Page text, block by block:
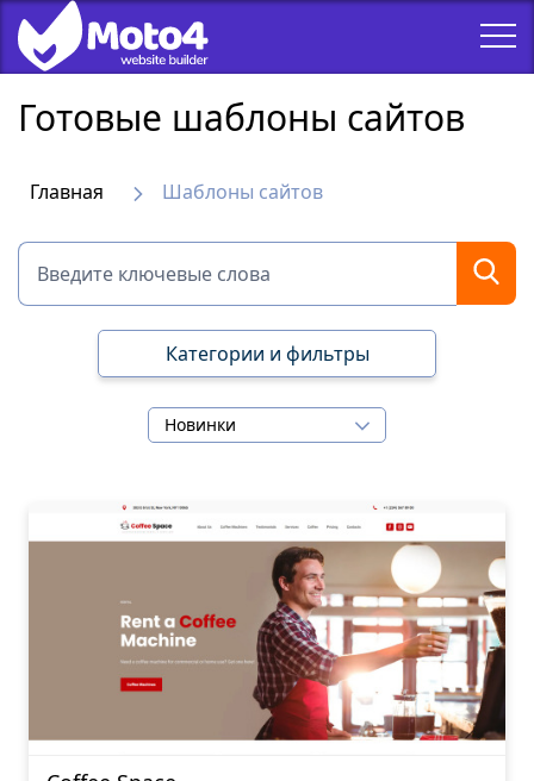
Готовые шаблоны сайтов
Главная Шаблоны сайтов
Категории и фильтры
Новинки